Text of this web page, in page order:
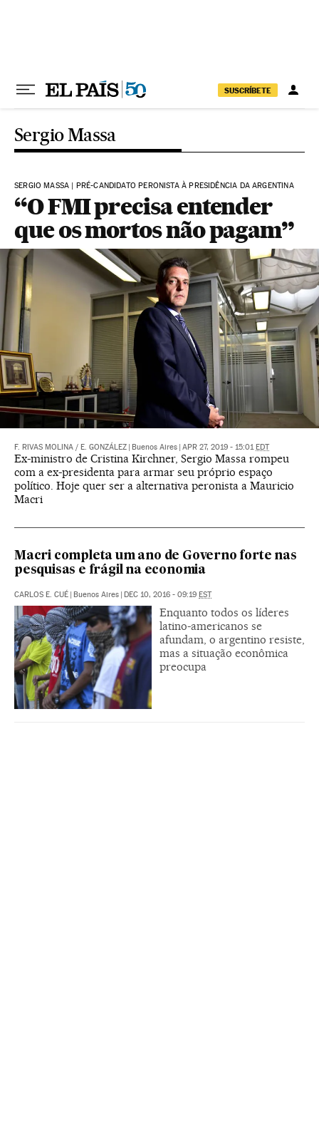
SUSCRÍBETE
Sergio Massa
SERGIO MASSA | PRÉ-CANDIDATO PERONISTA À PRESIDÊNCIA DA ARGENTINA
“O FMI precisa entender
que os mortos não pagam”
F. RIVAS MOLINA / E. GONZÁLEZ Buenos Aires APR 27, 2019 - 15:01 EDT
Ex-ministro de Cristina Kirchner, Sergio Massa rompeu
com a ex-presidenta para armar seu próprio espaço
político. Hoje quer ser a alternativa peronista a Mauricio
Macri
Macri completa um ano de Governo forte nas
pesquisas e frágil na economia
CARLOS E. CUÉ Buenos Aires DEC 10, 2016 - 09:19 EST
Enquanto todos os líderes
latino-americanos se
afundam, o argentino resiste,
mas a situação econômica
preocupa